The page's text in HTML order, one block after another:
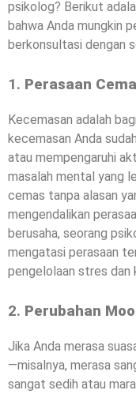
psikolog? Berikut
bahwa Anda mungkin
berkonsultasi dengan
1. Perasaan
Kecemasan adalah
kecemasan Anda
atau mempengaruhi
masalah mental yang
cemas tanpa alasan
mengendalikan
berusaha, seorang
mengatasi perasaan
pengelolaan stres dan
2. Perubahan
Jika Anda merasa
—misalnya, merasa
sangat sedih atau